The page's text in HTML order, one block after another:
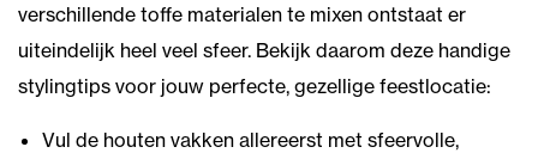
verschillende toffe materialen te mixen ontstaat er
uiteindelijk heel veel sfeer. Bekijk daarom deze handige
stylingtips voor jouw perfecte, gezellige feestlocatie:
Vul de houten vakken allereerst met sfeervolle,